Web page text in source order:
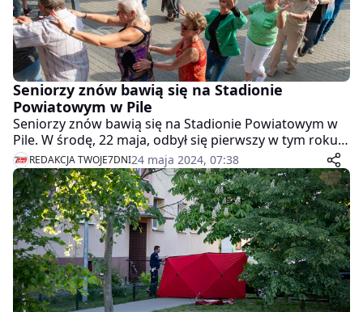
Seniorzy znów bawią się na Stadionie
Powiatowym w Pile
Seniorzy znów bawią się na Stadionie Powiatowym w
Pile. W środę, 22 maja, odbył się pierwszy w tym roku
Piknik Rekreacyjno-Sportowy Seniorów Powiatu
Pilskiego.
REDAKCJA TWOJE7DNI24 maja 2024, 07:38